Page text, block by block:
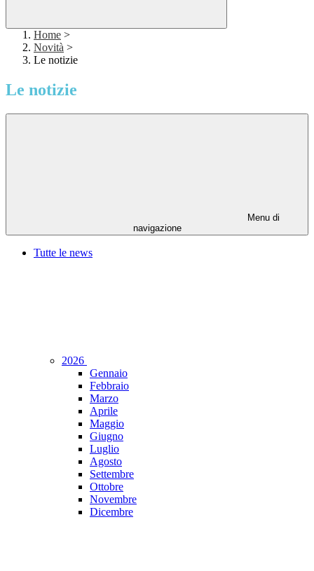
Home >
Novità >
Le notizie
Le notizie
Menu di
navigazione
Tutte le news
2026
Gennaio
Febbraio
Marzo
Aprile
Maggio
Giugno
Luglio
Agosto
Settembre
Ottobre
Novembre
Dicembre